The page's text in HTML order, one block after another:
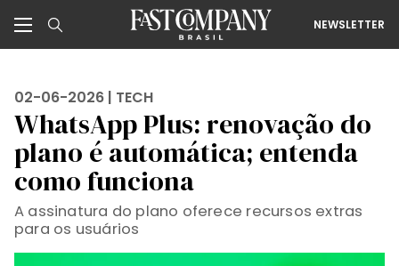
NEWSLETTER
02-06-2026 | TECH
WhatsApp Plus: renovação do
plano é automática; entenda
como funciona
A assinatura do plano oferece recursos extras
para os usuários